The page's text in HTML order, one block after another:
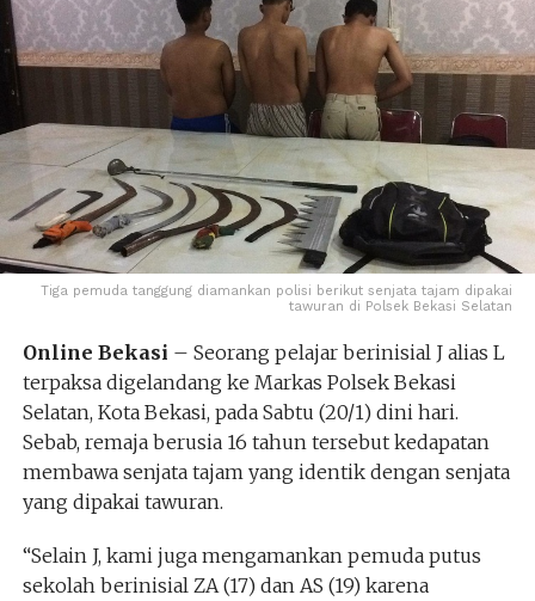
Tiga pemuda tanggung diamankan polisi berikut senjata tajam dipakai
tawuran di Polsek Bekasi Selatan
Online Bekasi – Seorang pelajar berinisial J alias L
terpaksa digelandang ke Markas Polsek Bekasi
Selatan, Kota Bekasi, pada Sabtu (20/1) dini hari.
Sebab, remaja berusia 16 tahun tersebut kedapatan
membawa senjata tajam yang identik dengan senjata
yang dipakai tawuran.
“Selain J, kami juga mengamankan pemuda putus
sekolah berinisial ZA (17) dan AS (19) karena